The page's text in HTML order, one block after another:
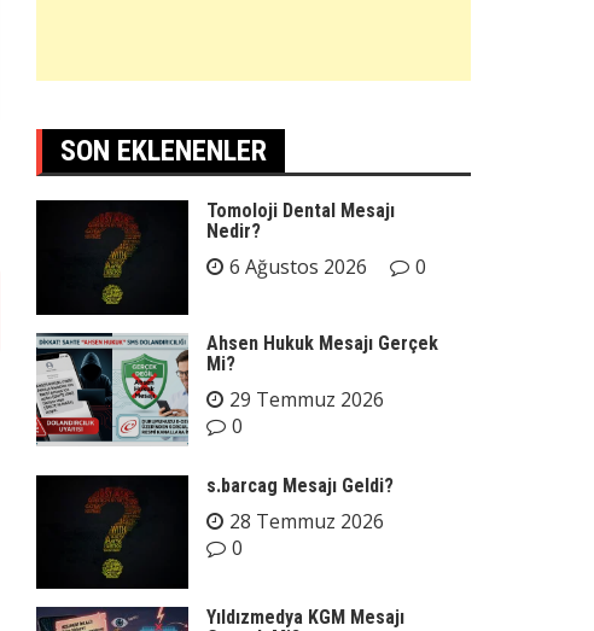
SON EKLENENLER
Tomoloji Dental Mesajı
Nedir?
6 Ağustos 2026 0
Ahsen Hukuk Mesajı Gerçek
Mi?
29 Temmuz 2026
0
s.barcag Mesajı Geldi?
28 Temmuz 2026
0
Yıldızmedya KGM Mesajı